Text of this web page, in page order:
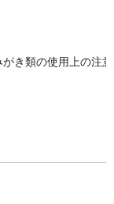
がき類の使用上の注